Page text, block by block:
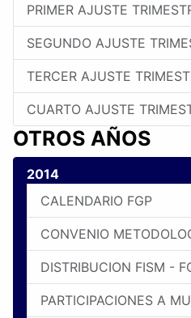
PRIMER AJUSTE
SEGUNDO AJUSTE
TERCER AJUSTE
CUARTO AJUSTE
OTROS AÑOS
2014
CALENDARIO FGP
CONVENIO
DISTRIBUCION FISM -
PARTICIPACIONES A